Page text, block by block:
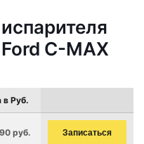
C-MAX
в Руб.
руб. Записаться